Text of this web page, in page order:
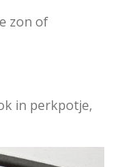
zon of
in perkpotje,